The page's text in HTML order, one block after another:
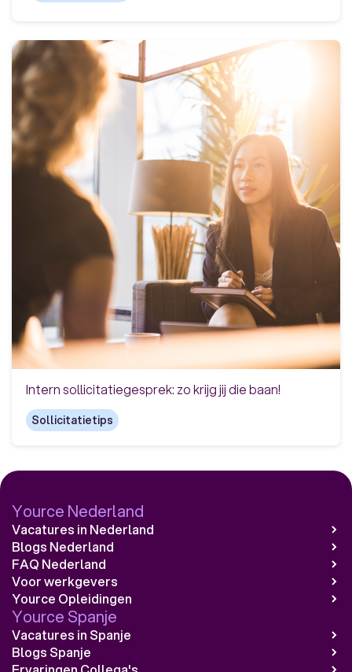
Intern sollicitatiegesprek: zo krijg jij die baan!
Sollicitatietips
Yource Nederland
Vacatures in Nederland
Blogs Nederland
FAQ Nederland
Voor werkgevers
Yource Opleidingen
Yource Spanje
Vacatures in Spanje
Blogs Spanje